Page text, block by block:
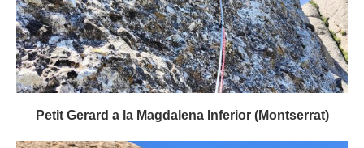
Petit Gerard a la Magdalena Inferior (Montserrat)